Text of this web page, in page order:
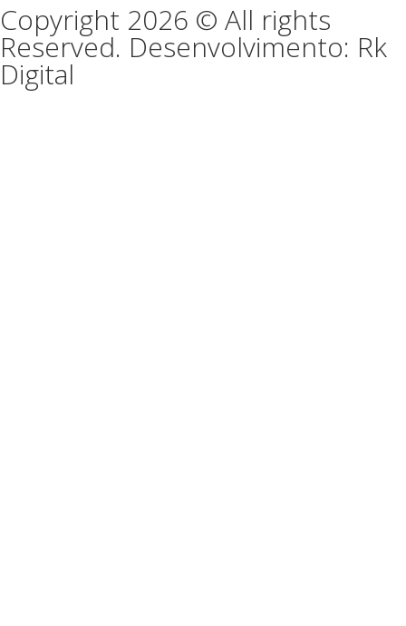
Copyright 2026 © All rights
Reserved. Desenvolvimento: Rk
Digital